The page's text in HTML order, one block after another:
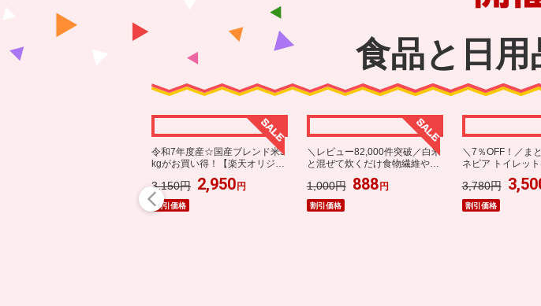
ラクマ購入で
ポイントアップ
※楽
食品と日用
令和7年度産☆国産ブレンド米5
kgがお買い得！【楽天オリジナ
3,150円 2,950 円
割引価格
＼レビュー82,000件突破／白米
と混ぜて炊くだけ食物繊維やミ
ネラル豊富な栄養満点ご飯
1,000円 888 円
割引価格
＼7％OFF！／ま
ネピア トイレッ
3,780円
割引価格